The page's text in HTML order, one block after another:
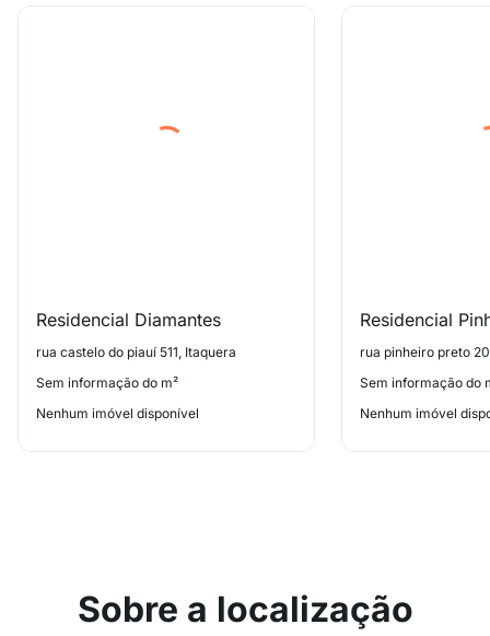
Residencial Diamantes
rua castelo do piauí 511, Itaquera
Sem informação do m²
Nenhum imóvel disponível
Residencial
rua pinheiro preto
Sem informação do
Nenhum imóvel
Sobre a localização